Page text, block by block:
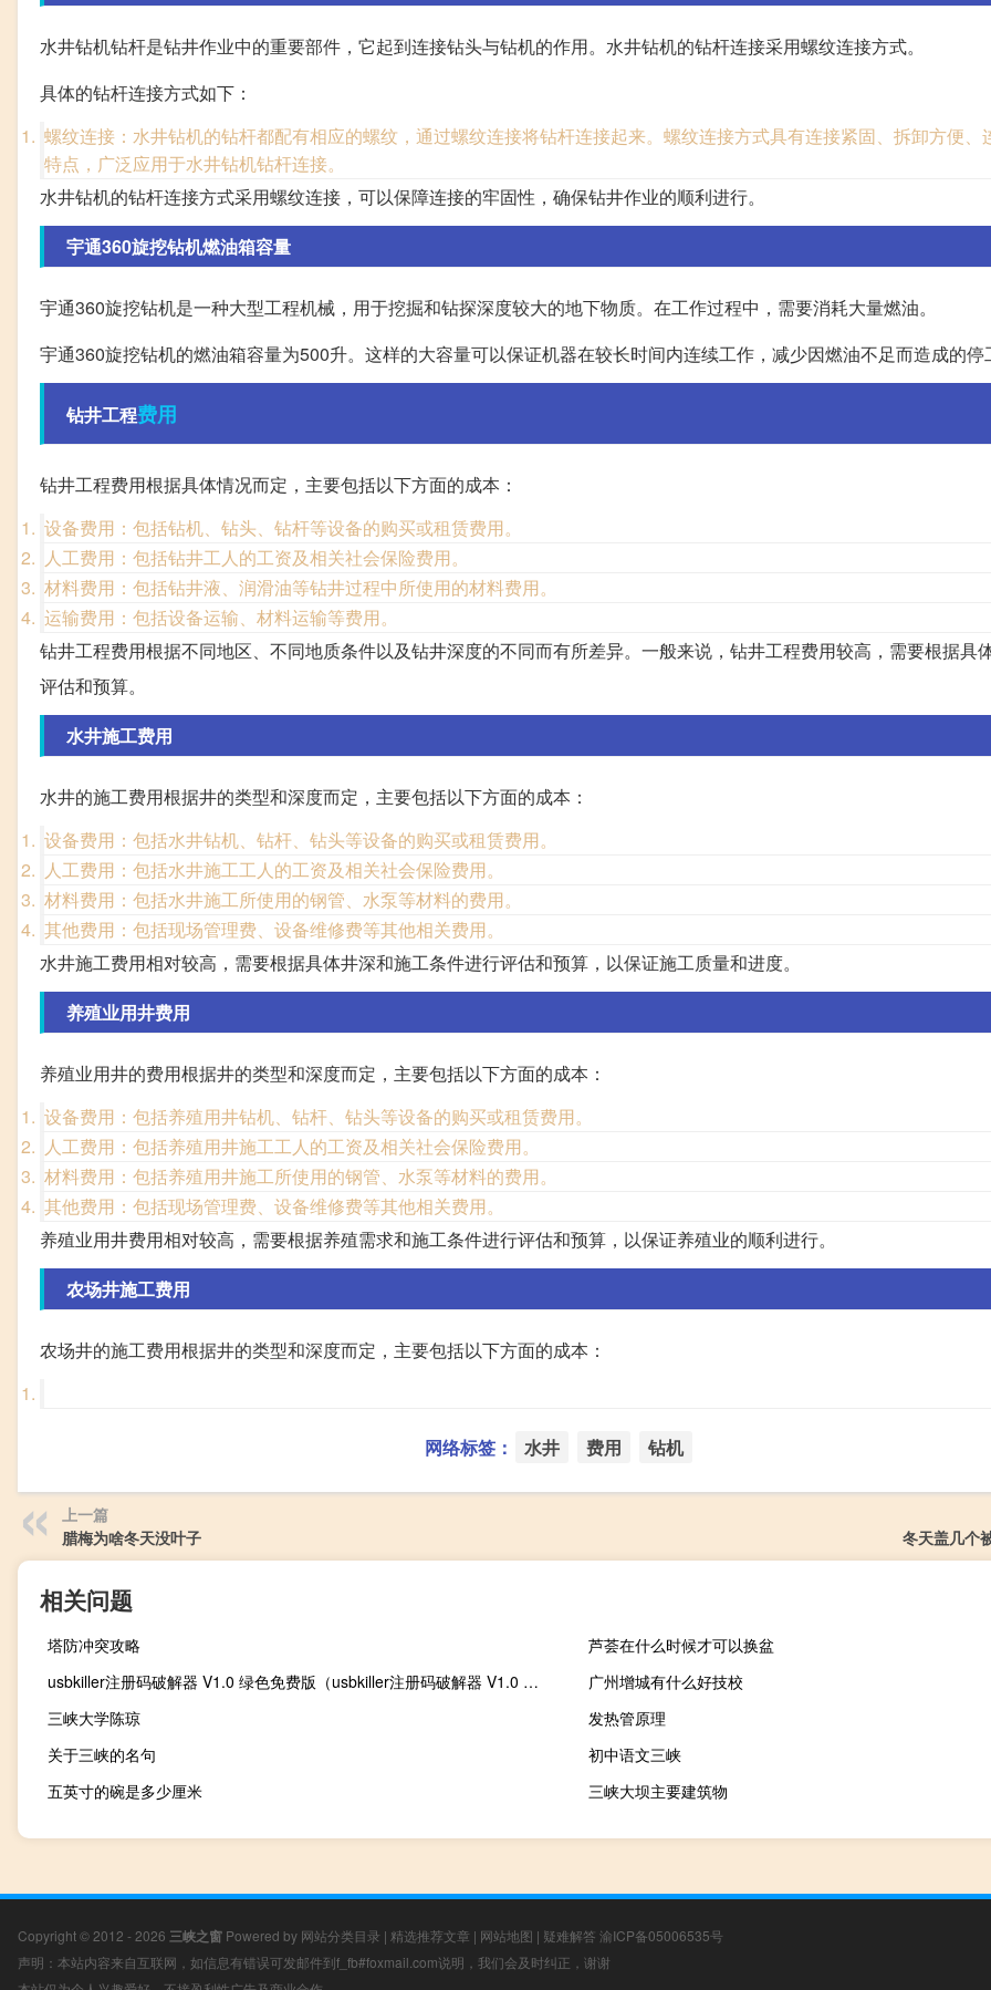
水井钻机钻杆是钻井作业中的重要部件，它起到连接钻头与钻机的作用。水井钻机的钻杆连接采用螺纹连接方式。
具体的钻杆连接方式如下：
螺纹连接：水井钻机的钻杆都配有相应的螺纹，通过螺纹连接将钻杆连接起来。螺纹连接方式具有连接紧固、拆卸方便、
特点，广泛应用于水井钻机钻杆连接。
水井钻机的钻杆连接方式采用螺纹连接，可以保障连接的牢固性，确保钻井作业的顺利进行。
宇通360旋挖钻机燃油箱容量
宇通360旋挖钻机是一种大型工程机械，用于挖掘和钻探深度较大的地下物质。在工作过程中，需要消耗大量燃油。
宇通360旋挖钻机的燃油箱容量为500升。这样的大容量可以保证机器在较长时间内连续工作，减少因燃油不足而造成的停
钻井工程费用
钻井工程费用根据具体情况而定，主要包括以下方面的成本：
设备费用：包括钻机、钻头、钻杆等设备的购买或租赁费用。
人工费用：包括钻井工人的工资及相关社会保险费用。
材料费用：包括钻井液、润滑油等钻井过程中所使用的材料费用。
运输费用：包括设备运输、材料运输等费用。
钻井工程费用根据不同地区、不同地质条件以及钻井深度的不同而有所差异。一般来说，钻井工程费用较高，需要根据具
评估和预算。
水井施工费用
水井的施工费用根据井的类型和深度而定，主要包括以下方面的成本：
设备费用：包括水井钻机、钻杆、钻头等设备的购买或租赁费用。
人工费用：包括水井施工工人的工资及相关社会保险费用。
材料费用：包括水井施工所使用的钢管、水泵等材料的费用。
其他费用：包括现场管理费、设备维修费等其他相关费用。
水井施工费用相对较高，需要根据具体井深和施工条件进行评估和预算，以保证施工质量和进度。
养殖业用井费用
养殖业用井的费用根据井的类型和深度而定，主要包括以下方面的成本：
设备费用：包括养殖用井钻机、钻杆、钻头等设备的购买或租赁费用。
人工费用：包括养殖用井施工工人的工资及相关社会保险费用。
材料费用：包括养殖用井施工所使用的钢管、水泵等材料的费用。
其他费用：包括现场管理费、设备维修费等其他相关费用。
养殖业用井费用相对较高，需要根据养殖需求和施工条件进行评估和预算，以保证养殖业的顺利进行。
农场井施工费用
农场井的施工费用根据井的类型和深度而定，主要包括以下方面的成本：
网络标签： 水井 费用 钻机
上一篇
腊梅为啥冬天没叶子
冬天盖几个
相关问题
塔防冲突攻略
芦荟在什么时候才可以换盆
usbkiller注册码破解器 V1.0 绿色免费版（usbkiller注册码破解器 V1.0 绿色免费版功能简介）
广州增城有什么好技校
三峡大学陈琼
发热管原理
关于三峡的名句
初中语文三峡
五英寸的碗是多少厘米
三峡大坝主要建筑物
Copyright © 2012 - 2026 三峡之窗 Powered by 网站分类目录 | 精选推荐文章 | 网站地图 | 疑难解答 渝ICP备05006535号
声明：本站内容来自互联网，如信息有错误可发邮件到f_fb#foxmail.com说明，我们会及时纠正，谢谢